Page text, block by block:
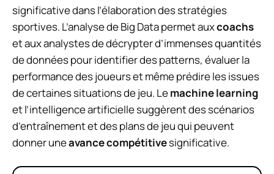
significative dans l’élaboration des stratégies
sportives. L’analyse de Big Data permet auxcoachs
et aux analystes de décrypter d’immenses quantités
de données pour identifier des patterns, évaluer la
performance des joueurs et même prédire les issues
de certaines situations de jeu. Lemachine learning
et l’intelligence artificielle suggèrent des scénarios
d’entraînement et des plans de jeu qui peuvent
donner uneavance compétitivesignificative.